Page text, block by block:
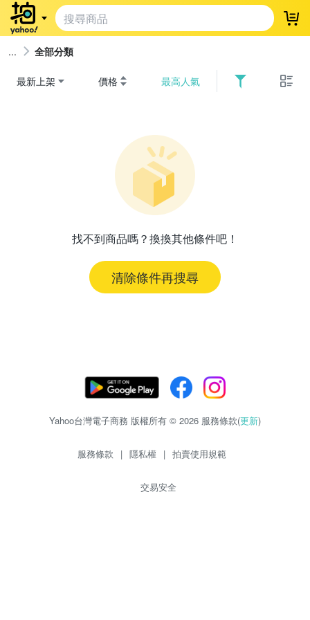
登
全部分類
最新上架 價格 最高人氣
找不到商品嗎？換換其他條件吧！
清除條件再搜尋
Yahoo台灣電子商務 版權所有 © 2026 服務條款(更新)
服務條款 | 隱私權 | 拍賣使用規範
交易安全